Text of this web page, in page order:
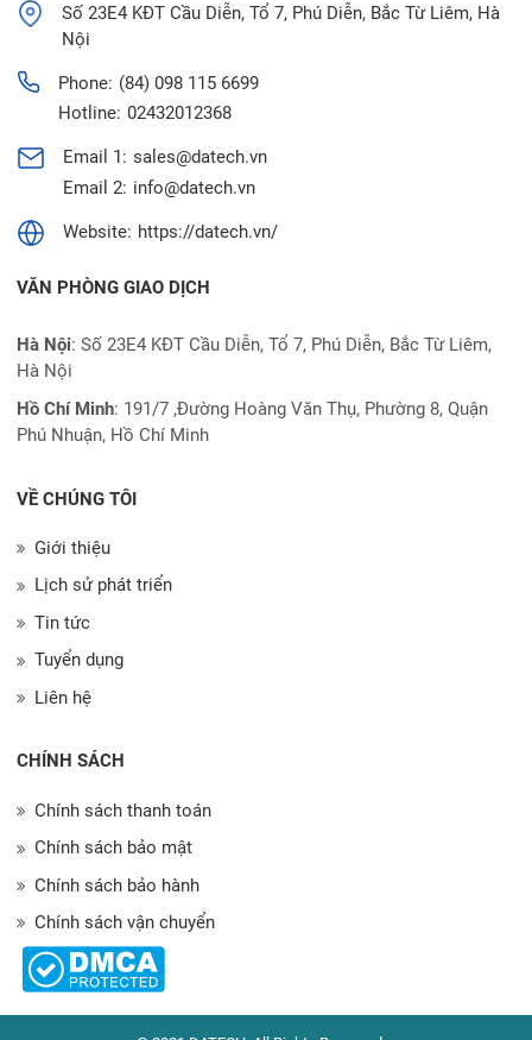
Số 23E4 KĐT Cầu Diễn, Tổ 7, Phú Diễn, Bắc Từ Liêm, Hà
Nội
Phone: (84) 098 115 6699
Hotline: 02432012368
Email 1: sales@datech.vn
Email 2: info@datech.vn
Website: https://datech.vn/
VĂN PHÒNG GIAO DỊCH
Hà Nội: Số 23E4 KĐT Cầu Diễn, Tổ 7, Phú Diễn, Bắc Từ Liêm,
Hà Nội
Hồ Chí Minh: 191/7 ,Đường Hoàng Văn Thụ, Phường 8, Quận
Phú Nhuận, Hồ Chí Minh
VỀ CHÚNG TÔI
Giới thiệu
Lịch sử phát triển
Tin tức
Tuyển dụng
Liên hệ
CHÍNH SÁCH
Chính sách thanh toán
Chính sách bảo mật
Chính sách bảo hành
Chính sách vận chuyển